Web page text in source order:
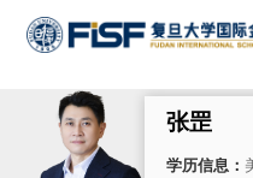
张罡
学历信息：